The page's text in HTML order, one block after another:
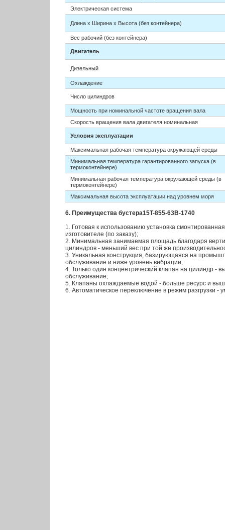
Электрическая система
Длина х Ширина х Высота (без контейнера)
Вес рабочий (без контейнера)
Двигатель
Дизельный
Охлаждение
Число цилиндров
Мощность при номинальной частоте вращения вала
Скорость вращения вала двигателя номинальная
Условия эксплуатации
Максимальная рабочая температура окружающей среды
Минимальная температура гарантированного запуска (в
термоконтейнере)
Минимальная рабочая температура окружающей среды (в
термоконтейнере)
Максимальная высота эксплуатации над уровнем моря
6. Преимущества бустера15T-855-63B-1740
1. Готовая к использованию установка
изготовителе (по заказу);
2. Минимальная занимаемая площадь благодаря
цилиндров - меньший вес при той же
3. Уникальная конструкция, базирующаяся на
обслуживание и ниже уровень вибрации;
4. Только один концентрический клапан на цилиндр -
обслуживание;
5. Клапаны охлаждаемые водой - больше ресурс и
6. Автоматическое переключение в режим разгрузки -